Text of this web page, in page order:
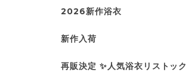
2026新作浴衣
新作入荷
再販決定 ✨人気浴衣リストック